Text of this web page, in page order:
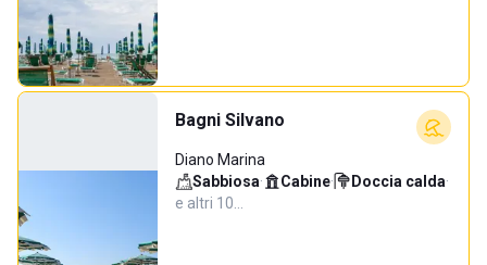
Bagni Silvano
Diano Marina
Sabbiosa· Cabine· Doccia calda·
e altri 10…